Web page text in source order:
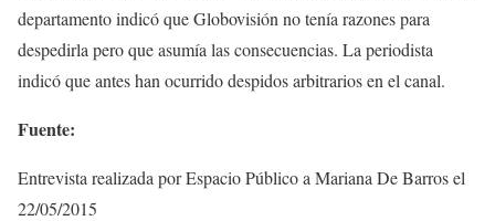
departamento indicó que Globovisión no tenía razones para
despedirla pero que asumía las consecuencias. La periodista
indicó que antes han ocurrido despidos arbitrarios en el canal.
Fuente:
Entrevista realizada por Espacio Público a Mariana De Barros el
22/05/2015